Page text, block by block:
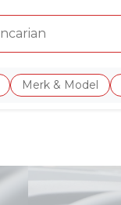
Merk & Model